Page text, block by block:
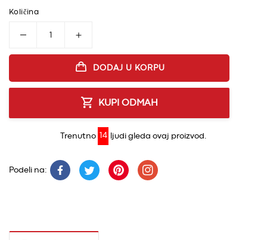
Količina
DODAJ U KORPU
KUPI ODMAH
Trenutno 12 ljudi gleda ovaj proizvod.
Podeli na: